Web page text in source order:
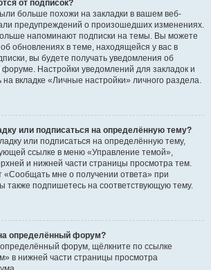
от подписок?
больше похожи на закладки в вашем веб-
предупреждений о произошедших изменениях.
напоминают подписки на темы. Вы можете
обновлениях в теме, находящейся у вас в
вы будете получать уведомления об
Настройки уведомлений для закладок и
вкладке «Личные настройки» личного раздела.
или подписаться на определённую тему?
или подписаться на определённую тему,
ссылке в меню «Управление темой»,
и нижней части страницы просмотра тем.
«Сообщать мне о получении ответа» при
также подпишетесь на соответствующую тему.
определённый форум?
форум, щёлкните по ссылке
в нижней части страницы просмотра